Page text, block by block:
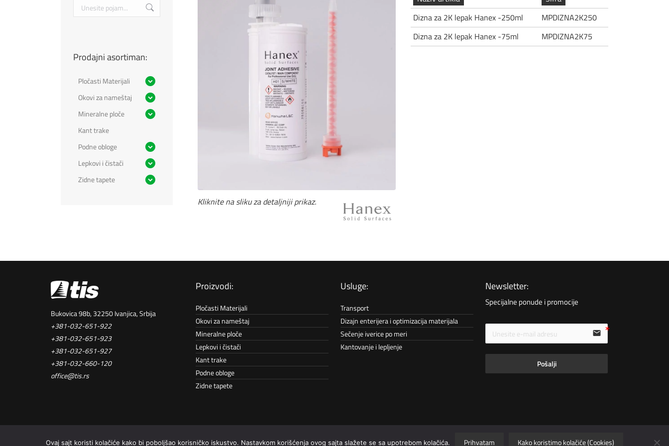
Kliknite na sliku za detaljniji prikaz.
Dizna za 2K lepak Hanex -250ml
MPDIZNA2K250
Dizna za 2K lepak Hanex -75ml
MPDIZNA2K75
Search:
Prodajni asortiman:
Pločasti Materijali
Okovi za nameštaj
Mineralne ploče
Kant trake
Podne obloge
Lepkovi i čistači
Zidne tapete
Bukovica 98b, 32250 Ivanjica, Srbija
+381-032-651-922
+381-032-651-923
+381-032-651-927
+381-032-660-120
office@tis.rs
Proizvodi:
Pločasti Materijali
Okovi za nameštaj
Mineralne ploče
Lepkovi i čistači
Kant trake
Podne obloge
Zidne tapete
Usluge:
Transport
Dizajn enterijera i optimizacija materijala
Sečenje iverice po meri
Kantovanje i lepljenje
Newsletter:
Specijalne ponude i promocije
email
Pošalji
Tis maksimalno koristi sve svoje resurse kako bi svi artikli na ovom sajtu bili prikazani sa ispravnim nazivima, specifikacijama i fotografijama. Ipak, ne možemo garantovati da su sve
© 1993-2026 Tis d.o.o. | Sva prava
Ovaj sajt koristi kolačiće kako bi poboljšao korisničko iskustvo. Nastavkom korišćenja ovog sajta slažete se sa upotrebom kolačića. Prihvatam Kako koristimo kolačiće (Cookies)